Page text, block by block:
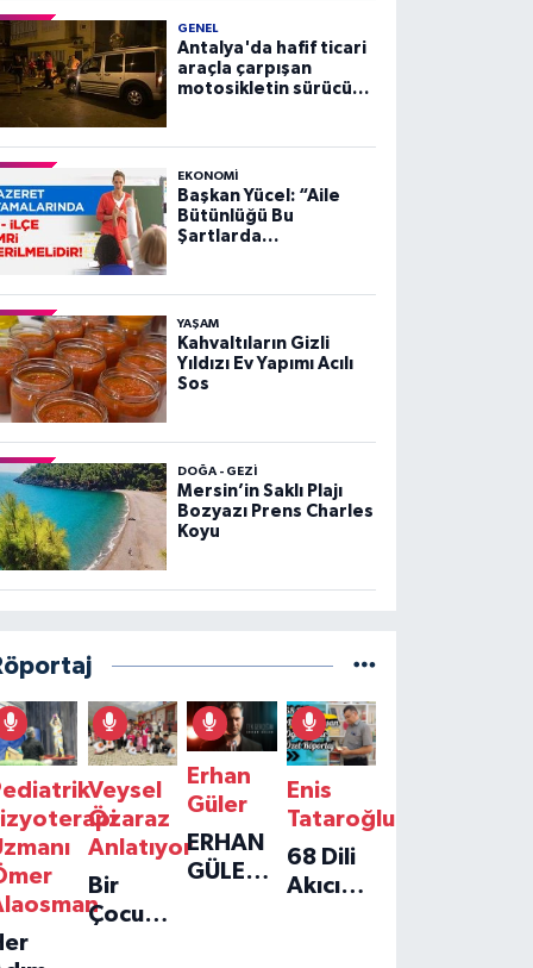
GENEL
Antalya'da hafif ticari
araçla çarpışan
motosikletin sürücüsü
EKONOMI
Başkan Yücel: “Aile
Bütünlüğü Bu
Şartlarda
YAŞAM
Kahvaltıların Gizli
Yıldızı Ev Yapımı Acılı
Sos
DOĞA - GEZI
Mersin’in Saklı Plajı
Bozyazı Prens Charles
Koyu
Veysel
Özaraz
Anlatıyor
Bir
Çocuğun
Erhan
Güler
ERHAN
GÜLER'IN
Enis
Tataroğlu
68 Dili
Akıcı